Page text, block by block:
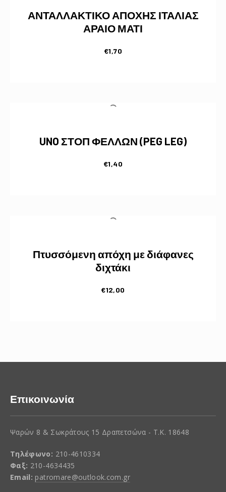
ΑΝΤΑΛΛΑΚΤΙΚΟ ΑΠΟΧΗΣ ΙΤΑΛΙΑΣ
ΑΡΑΙΟ ΜΑΤΙ
€1,70
UNO ΣΤΟΠ ΦΕΛΛΩΝ (PEG LEG)
€1,40
Πτυσσόμενη απόχη με διάφανες
διχτάκι
€12,00
Επικοινωνία
Ψαρών 8 & Σωκράτους 15 Δραπετσώνα - Τ.Κ. 18648
Τηλέφωνο: 210-4610334
Φαξ: 210-4634435
Email: patromare@outlook.com.gr